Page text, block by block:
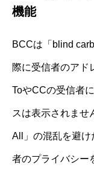
機能
BCCは「blind
際に受信者のアド
ToやCCの受信者
スは表示されませ
All」の混乱を避け
者のプライバシー